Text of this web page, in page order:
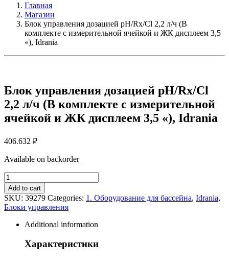
Главная
Магазин
Блок управления дозацией pH/Rx/Cl 2,2 л/ч (В
комплекте с измерительной ячейкой и ЖК дисплеем 3,5
«), Idrania
Блок управления дозацией pH/Rx/Cl
2,2 л/ч (В комплекте с измерительной
ячейкой и ЖК дисплеем 3,5 «), Idrania
406.632 ₽
Available on backorder
Блок
управления
дозацией
pH/Rx/Cl
2,2
комплекте
Add to cart
SKU: 39279 Categories: 1. Оборудование для бассейна, Idrania,
Блоки управления
Additional information
Характеристики